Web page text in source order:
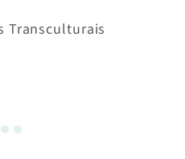
Transculturais